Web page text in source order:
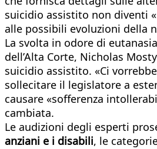
suicidio assistito non diventi
alle possibili evoluzioni della
La svolta in odore di
dell’Alta Corte, Nicholas
suicidio assistito. «Ci
sollecitare il legislatore a
causare «sofferenza
cambiata.
Le audizioni degli esperti
anziani e i disabili, le